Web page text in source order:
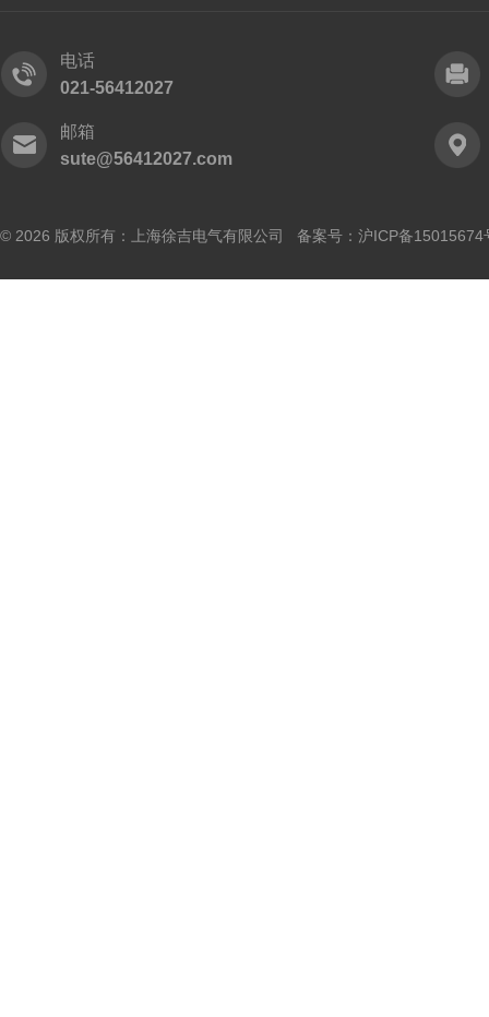
电话
021-56412027
邮箱
sute@56412027.com
© 2026 版权所有：上海徐吉电气有限公司 备案号： 沪ICP备15015674